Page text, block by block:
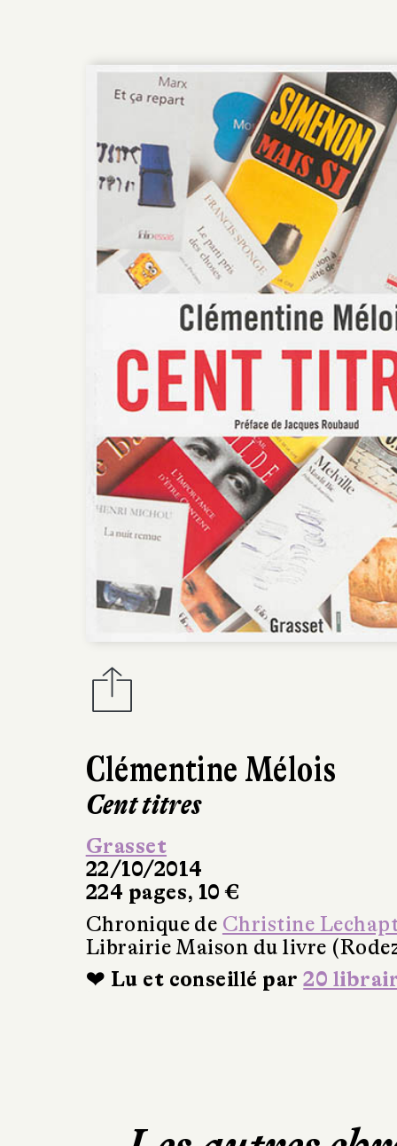
Clémentine Mélois
Cent titres
Grasset
22/10/2014
224 pages, 10 €
Chronique de Christine
Librairie Maison du livre
❤ Lu et conseillé par20